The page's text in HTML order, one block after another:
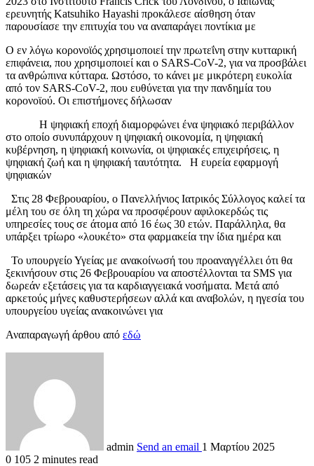
ερευνητής Katsuhiko Hayashi προκάλεσε αίσθηση όταν
παρουσίασε την επιτυχία του να αναπαράγει ποντίκια με
Ο εν λόγω κορονοϊός χρησιμοποιεί την πρωτεΐνη στην κυτταρική
επιφάνεια, που χρησιμοποιεί και ο SARS-CoV-2, για να προσβάλει
τα ανθρώπινα κύτταρα. Ωστόσο, το κάνει με μικρότερη ευκολία
από τον SARS-CoV-2, που ευθύνεται για την πανδημία του
κορονοϊού. Οι επιστήμονες δήλωσαν
Η ψηφιακή εποχή διαμορφώνει ένα ψηφιακό περιβάλλον
στο οποίο συνυπάρχουν η ψηφιακή οικονομία, η ψηφιακή
κυβέρνηση, η ψηφιακή κοινωνία, οι ψηφιακές επιχειρήσεις, η
ψηφιακή ζωή και η ψηφιακή ταυτότητα. Η ευρεία εφαρμογή
ψηφιακών
Στις 28 Φεβρουαρίου, ο Πανελλήνιος Ιατρικός Σύλλογος καλεί τα
μέλη του σε όλη τη χώρα να προσφέρουν αφιλοκερδώς τις
υπηρεσίες τους σε άτομα από 16 έως 30 ετών. Παράλληλα, θα
υπάρξει τρίωρο «λουκέτο» στα φαρμακεία την ίδια ημέρα και
Το υπουργείο Υγείας με ανακοίνωσή του προαναγγέλλει ότι θα
ξεκινήσουν στις 26 Φεβρουαρίου να αποστέλλονται τα SMS για
δωρεάν εξετάσεις για τα καρδιαγγειακά νοσήματα. Μετά από
αρκετούς μήνες καθυστερήσεων αλλά και αναβολών, η ηγεσία του
υπουργείου υγείας ανακοινώνει για
Αναπαραγωγή άρθου από εδώ
admin Send an email 1 Μαρτίου 2025
0 105 2 minutes read